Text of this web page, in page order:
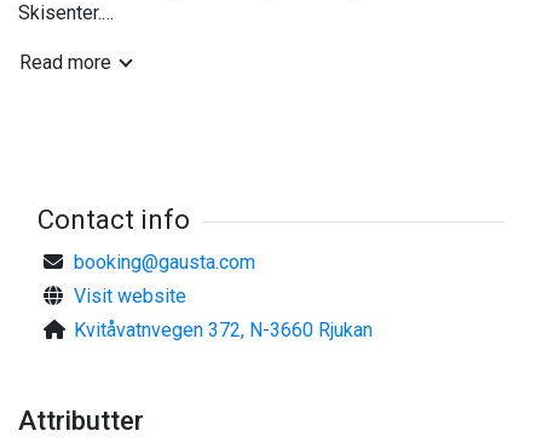
Skisenter.
Skisenter
Lekerom
Bibliotek
Konferanseavdeling
Read more
Contact info
booking@gausta.com
Visit website
Kvitåvatnvegen 372, N-3660 Rjukan
Attributter